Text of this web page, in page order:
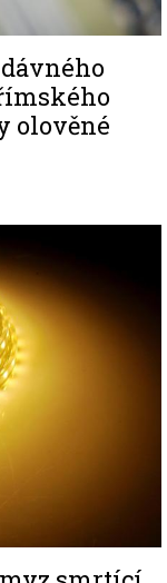
olověné